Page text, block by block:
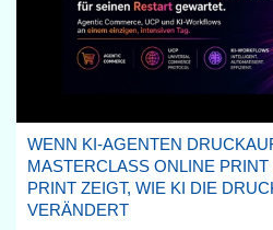
WENN KI-AGENTEN
MASTERCLASS ONLINE
PRINT ZEIGT, WIE KI DIE
VERÄNDERT